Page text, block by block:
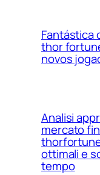
Fantástica
thor
novos
Analisi
mercato
ottimali e
tempo